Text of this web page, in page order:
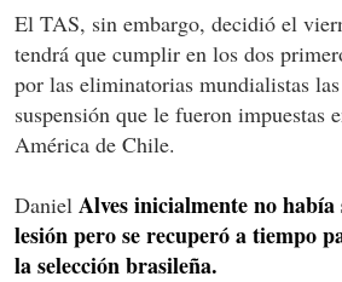
El TAS, sin embargo, decidió el
tendrá que cumplir en los dos
por las eliminatorias mundialistas
suspensión que le fueron impuestas
América de Chile.
Daniel Alves inicialmente no había
lesión pero se recuperó a tiempo
la selección brasileña.